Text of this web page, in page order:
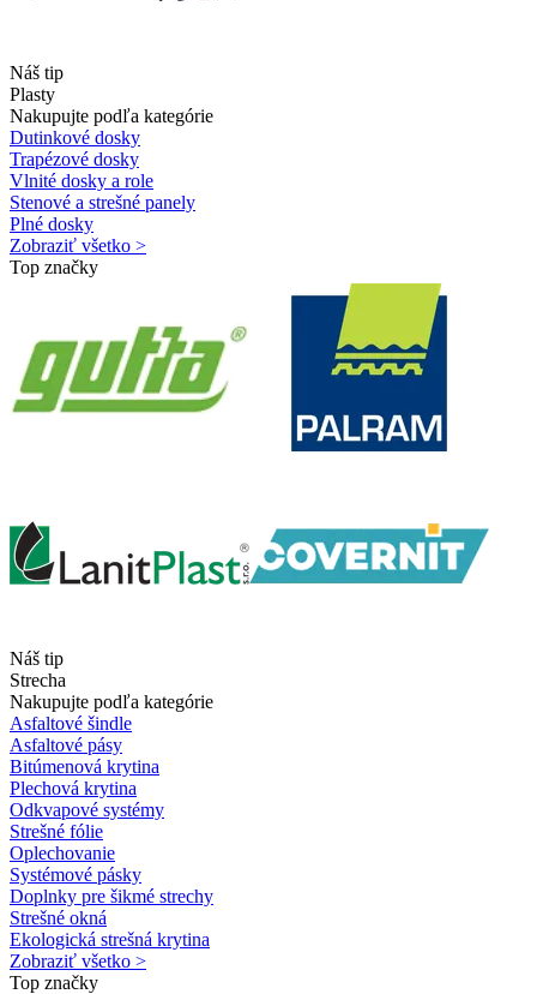
Náš tip
Plasty
Nakupujte podľa kategórie
Dutinkové dosky
Trapézové dosky
Vlnité dosky a role
Stenové a strešné panely
Plné dosky
Zobraziť všetko >
Top značky
Náš tip
Strecha
Nakupujte podľa kategórie
Asfaltové šindle
Asfaltové pásy
Bitúmenová krytina
Plechová krytina
Odkvapové systémy
Strešné fólie
Oplechovanie
Systémové pásky
Doplnky pre šikmé strechy
Strešné okná
Ekologická strešná krytina
Zobraziť všetko >
Top značky